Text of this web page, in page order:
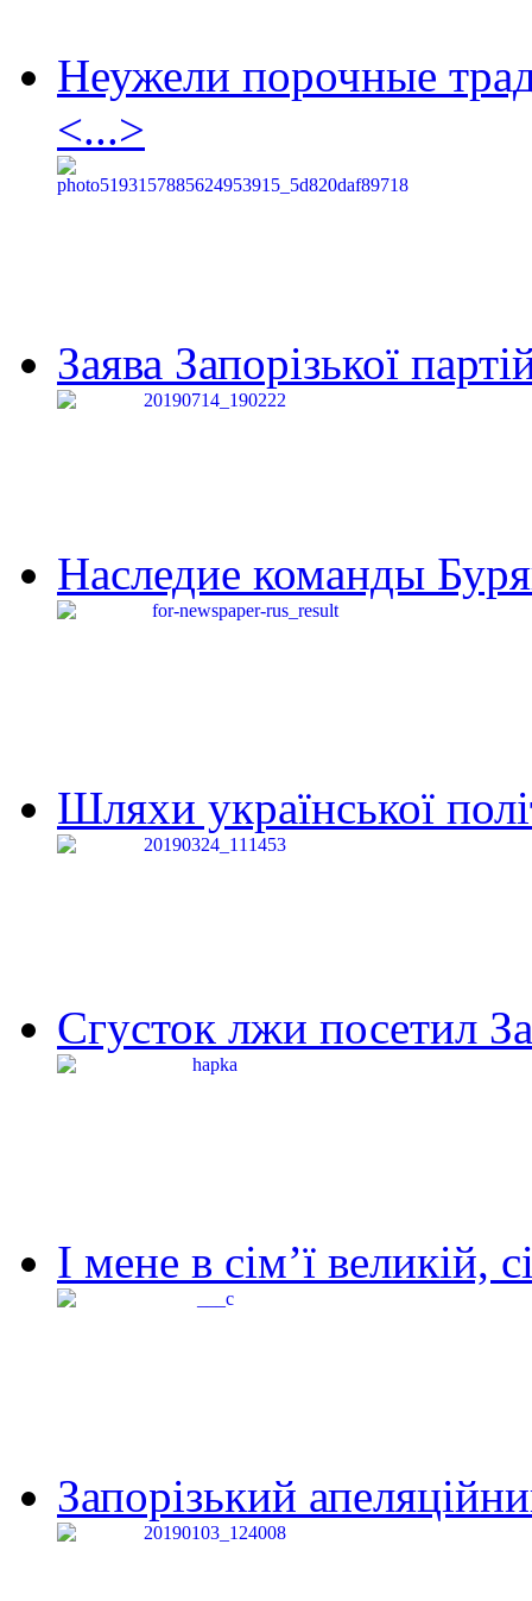
Неужели порочные
<...>
Заява Запорізької
Наследие команды
Шляхи української
Сгусток лжи посетил
І мене в сім’ї великій,
Запорізький